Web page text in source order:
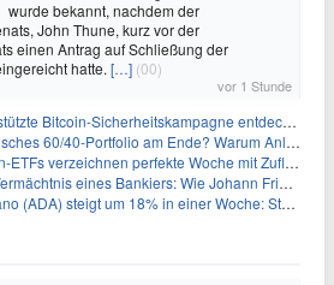
wurde bekannt, nachdem der
John Thune, kurz vor der
einen Antrag auf Schließung der
hatte. […] (00)
vor 1 Stunde
Sicherheitskampagne entdeckt fast 5.000 Softwareprobleme in 390 Projekten
60/40-Portfolio am Ende? Warum Anleger jetzt radikal umdenken müssen
verzeichnen perfekte Woche mit Zuflüssen auf 3-Monats-Hoch
eines Bankiers: Wie Johann Friedrich Städel sein Imperium unsterblich machte
steigt um 18% in einer Woche: Steht ein Kurs von $0,30 bevor?